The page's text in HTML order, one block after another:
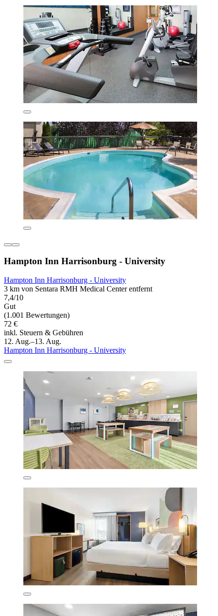
Hampton Inn Harrisonburg - University
Hampton Inn Harrisonburg - University
3 km von Sentara RMH Medical Center entfernt
7,4/10
Gut
(1.001 Bewertungen)
72 €
inkl. Steuern & Gebühren
12. Aug.–13. Aug.
Hampton Inn Harrisonburg - University